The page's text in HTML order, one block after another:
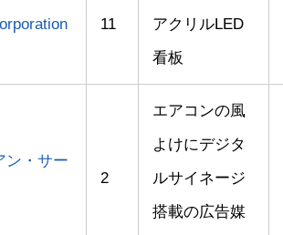
11
アクリルLED
看板
ン・サー
2
エアコンの風
よけにデジタ
ルサイネージ
搭載の広告媒